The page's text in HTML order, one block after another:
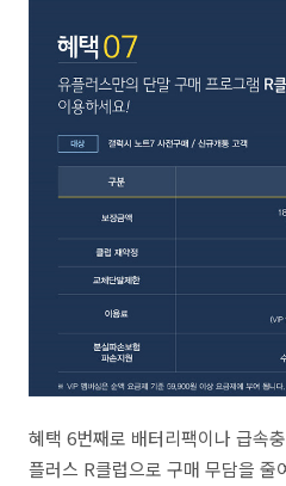
혜택 6번째로 배터리팩이나 급속
플러스 R클럽으로 구매 무담을 줄